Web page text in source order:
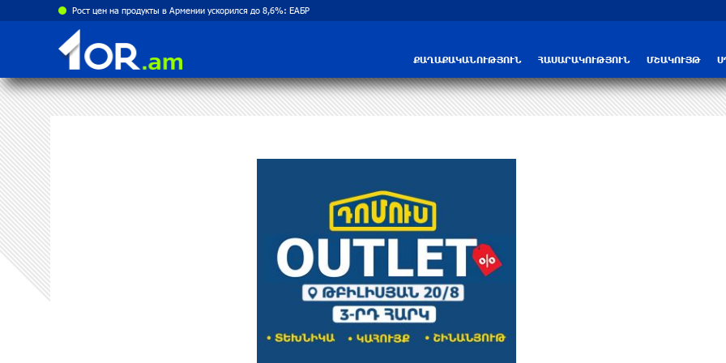
Рост цен на продукты в Армении ускорился до 8,6%: ЕАБР
ՔԱՂԱՔԱԿԱՆՈՒԹՅՈՒՆ ՀԱՍԱՐԱԿՈՒԹՅՈՒՆ ՄՇԱԿՈՒՅԹ